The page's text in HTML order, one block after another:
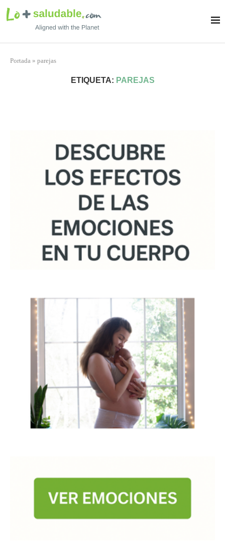
Portada » parejas
ETIQUETA: PAREJAS